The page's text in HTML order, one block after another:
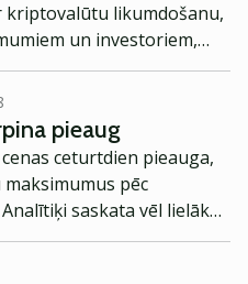
kriptovalūtu likumdošanu,
un investoriem,
nākotnei ar digitālo
pieaug
ceturtdien pieauga,
pēc
saskata vēl lielāku